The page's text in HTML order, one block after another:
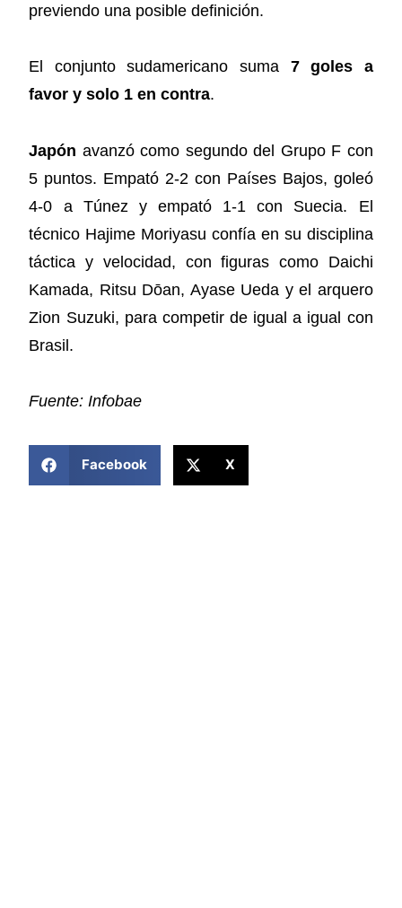
previendo una posible definición.
El conjunto sudamericano suma 7 goles a
favor y solo 1 en contra.
Japón avanzó como segundo del Grupo F con
5 puntos. Empató 2-2 con Países Bajos, goleó
4-0 a Túnez y empató 1-1 con Suecia. El
técnico Hajime Moriyasu confía en su disciplina
táctica y velocidad, con figuras como Daichi
Kamada, Ritsu Dōan, Ayase Ueda y el arquero
Zion Suzuki, para competir de igual a igual con
Brasil.
Fuente: Infobae
Facebook X